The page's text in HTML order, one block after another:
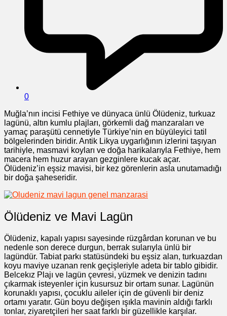
0
Muğla’nın incisi Fethiye ve dünyaca ünlü Ölüdeniz, turkuaz
lagünü, altın kumlu plajları, görkemli dağ manzaraları ve
yamaç paraşütü cennetiyle Türkiye’nin en büyüleyici tatil
bölgelerinden biridir. Antik Likya uygarlığının izlerini taşıyan
tarihiyle, masmavi koyları ve doğa harikalarıyla Fethiye, hem
macera hem huzur arayan gezginlere kucak açar.
Ölüdeniz’in eşsiz mavisi, bir kez görenlerin asla unutamadığı
bir doğa şaheseridir.
Ölüdeniz ve Mavi Lagün
Ölüdeniz, kapalı yapısı sayesinde rüzgârdan korunan ve bu
nedenle son derece durgun, berrak sularıyla ünlü bir
lagündür. Tabiat parkı statüsündeki bu eşsiz alan, turkuazdan
koyu maviye uzanan renk geçişleriyle adeta bir tablo gibidir.
Belcekız Plajı ve lagün çevresi, yüzmek ve denizin tadını
çıkarmak isteyenler için kusursuz bir ortam sunar. Lagünün
korunaklı yapısı, çocuklu aileler için de güvenli bir deniz
ortamı yaratır. Gün boyu değişen ışıkla mavinin aldığı farklı
tonlar, ziyaretçileri her saat farklı bir güzellikle karşılar.